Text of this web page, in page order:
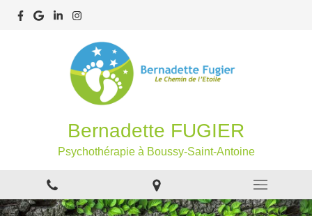
Bernadette FUGIER
Psychothérapie à Boussy-Saint-Antoine